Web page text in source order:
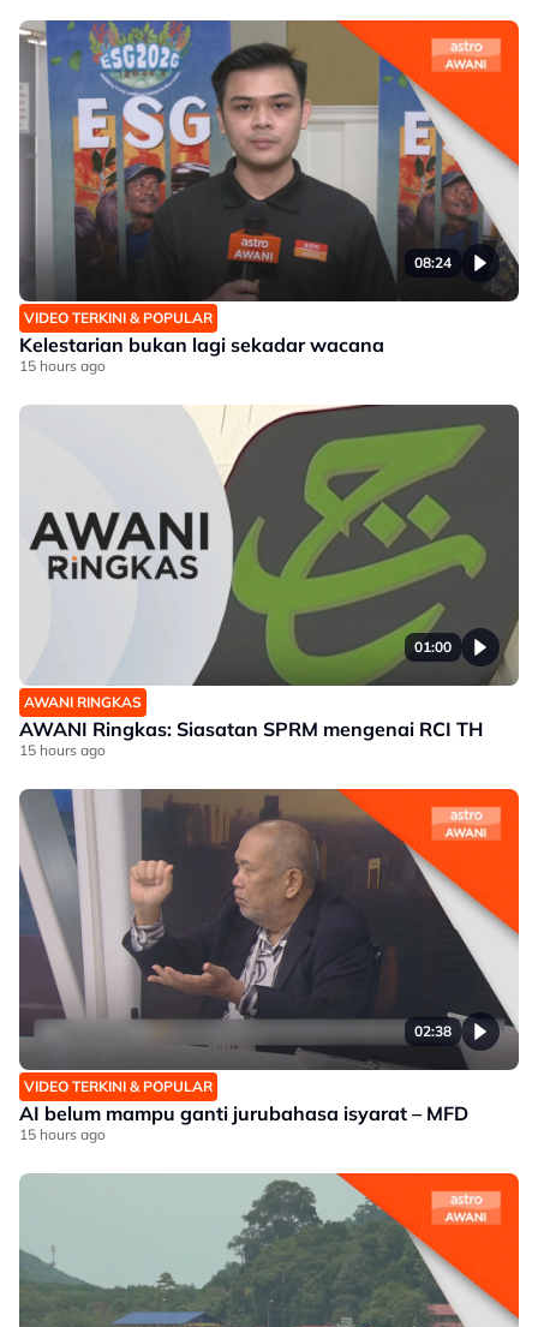
08:24
VIDEO TERKINI & POPULAR
Kelestarian bukan lagi sekadar wacana
15 hours ago
01:00
AWANI RINGKAS
AWANI Ringkas: Siasatan SPRM mengenai RCI TH
15 hours ago
02:38
VIDEO TERKINI & POPULAR
AI belum mampu ganti jurubahasa isyarat – MFD
15 hours ago